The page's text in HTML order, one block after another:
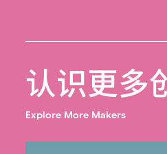
认识更多
Explore More Makers